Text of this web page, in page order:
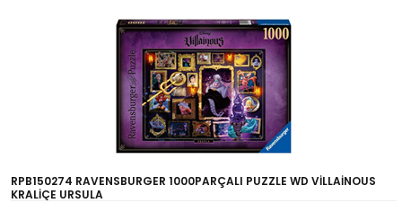
RPB150274 RAVENSBURGER 1000PARÇALI PUZZLE WD VİLLAİNOUS
KRALİÇE URSULA